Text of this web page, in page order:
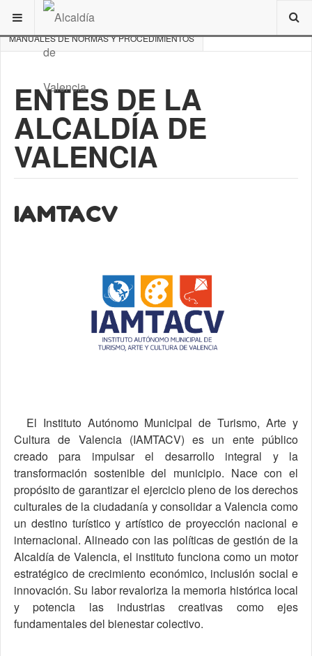
ESTÁ AQUÍ: DE INTERÉS
MANUALES DE NORMAS Y PROCEDIMIENTOS
ENTES DE LA
ALCALDÍA DE
VALENCIA
IAMTACV
El Instituto Autónomo Municipal de Turismo, Arte y
Cultura de Valencia (IAMTACV) es un ente público
creado para impulsar el desarrollo integral y la
transformación sostenible del municipio. Nace con el
propósito de garantizar el ejercicio pleno de los derechos
culturales de la ciudadanía y consolidar a Valencia como
un destino turístico y artístico de proyección nacional e
internacional. Alineado con las políticas de gestión de la
Alcaldía de Valencia, el instituto funciona como un motor
estratégico de crecimiento económico, inclusión social e
innovación. Su labor revaloriza la memoria histórica local
y potencia las industrias creativas como ejes
fundamentales del bienestar colectivo.